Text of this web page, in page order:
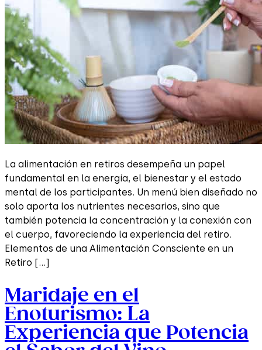
La alimentación en retiros desempeña un papel
fundamental en la energía, el bienestar y el estado
mental de los participantes. Un menú bien diseñado no
solo aporta los nutrientes necesarios, sino que
también potencia la concentración y la conexión con
el cuerpo, favoreciendo la experiencia del retiro.
Elementos de una Alimentación Consciente en un
Retiro […]
Maridaje en el
Enoturismo: La
Experiencia que Potencia